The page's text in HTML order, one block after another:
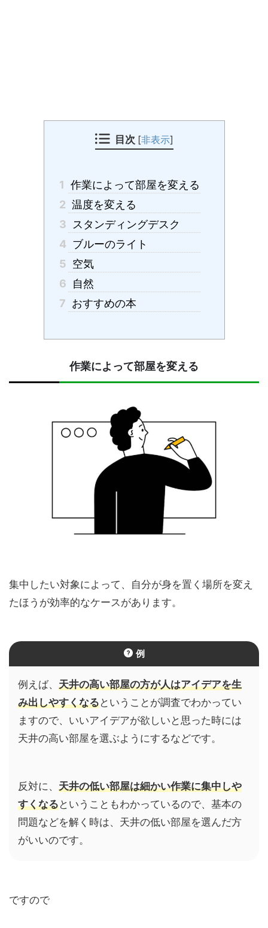
目次 [非表示]
1 作業によって部屋を変える
2 温度を変える
3
スタンディングデスク
4 ブルーのライト
5 空気
6
自然
7 おすすめの本
作業によって部屋を変える
集中したい対象によって、自分が身を置く場所を変え
たほうが効率的なケースがあります。
例
例えば、 天井の高い部屋の方が人はアイデアを生
み出しやすくなるということが調査でわかってい
ますので、いいアイデアが欲しいと思った時には
天井の高い部屋を選ぶようにするなどです。
反対に、 天井の低い部屋は細かい作業に集中しや
すくなるということもわかっているので、基本の
問題などを解く時は、天井の低い部屋を選んだ方
がいいのです。
ですので